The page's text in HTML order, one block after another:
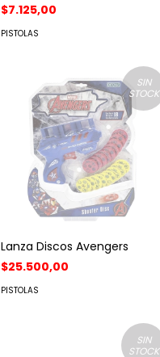
$7.125,00
PISTOLAS
SIN
STOCK
Lanza Discos Avengers
$25.500,00
PISTOLAS
SIN
STOCK